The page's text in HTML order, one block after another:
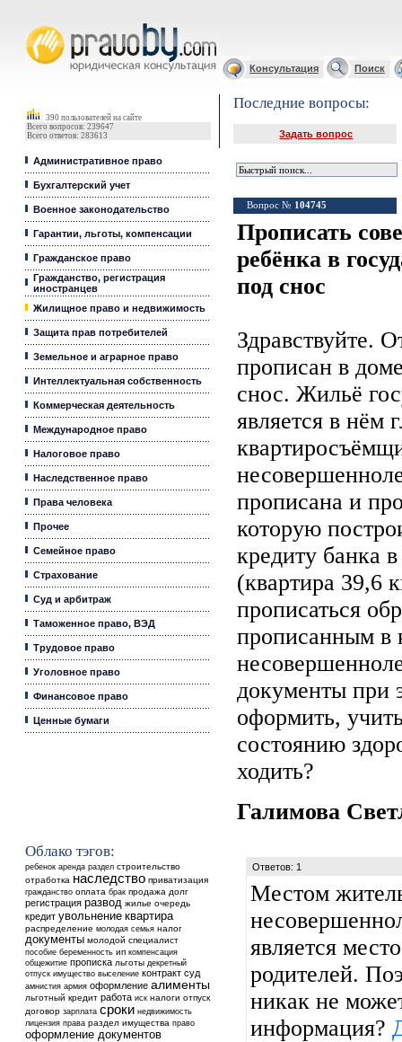
Консультация Поиск
390 пользователей на сайте
Всего вопросов: 239647
Всего ответов: 283613
Административное право
Бухгалтерский учет
Военное законодательство
Гарантии, льготы, компенсации
Гражданское право
Гражданство, регистрация
иностранцев
Жилищное право и недвижимость
Защита прав потребителей
Земельное и аграрное право
Интеллектуальная собственность
Коммерческая деятельность
Международное право
Налоговое право
Наследственное право
Права человека
Прочее
Семейное право
Страхование
Суд и арбитраж
Таможенное право, ВЭД
Трудовое право
Уголовное право
Финансовое право
Ценные бумаги
Облако тэгов:
ребенок аренда раздел строительство
отработка наследство приватизация
гражданство оплата брак продажа долг
регистрация развод жилье очередь
кредит увольнение квартира
распределение молодая семья налог
документы молодой специалист
пособие беременность ип компенсация
общежитие прописка льготы декретный
отпуск имущество выселение контракт суд
амнистия армия оформление алименты
льготный кредит работа иск налоги отпуск
договор зарплата сроки недвижимость
лицензия права раздел имущества право
оформление документов
Последние вопросы:
Задать вопрос
Вопрос № 104745
Прописать
ребёнка в
под снос
Здравствуйте.
прописан в
снос. Жильё
является в нём
прописана и
которую
кредиту банка
(квартира 39,6
прописаться
прописанным в
документы при
оформить,
состоянию
ходить?
Галимова
Ответов: 1
Местом
является
родителей.
никак не
информация?